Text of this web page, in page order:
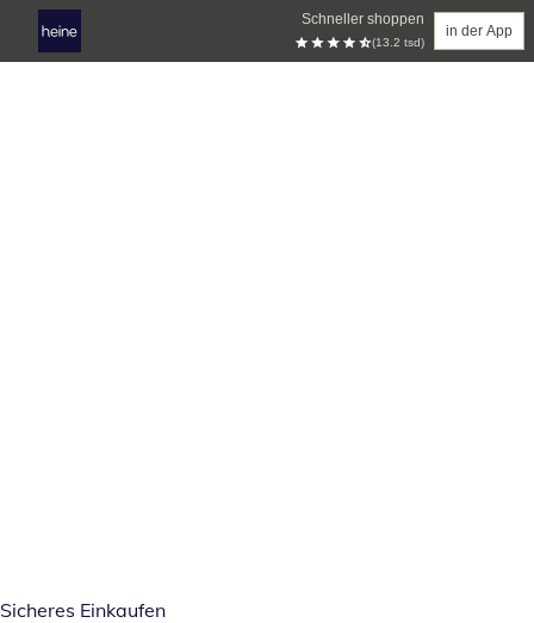
Schneller shoppen
(13.2 tsd)
in der App
Sicheres Einkaufen